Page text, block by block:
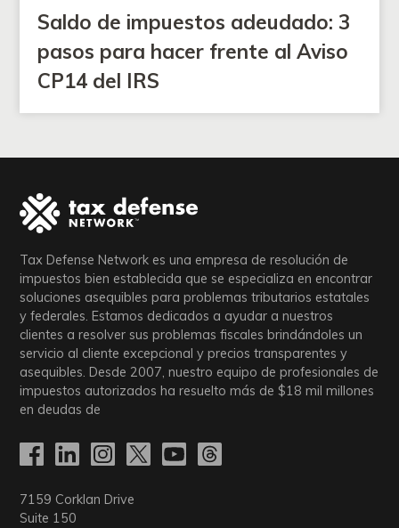
Saldo de impuestos adeudado: 3
pasos para hacer frente al Aviso
CP14 del IRS
Tax Defense Network es una empresa de resolución de
impuestos bien establecida que se especializa en encontrar
soluciones asequibles para problemas tributarios estatales
y federales. Estamos dedicados a ayudar a nuestros
clientes a resolver sus problemas fiscales brindándoles un
servicio al cliente excepcional y precios transparentes y
asequibles. Desde 2007, nuestro equipo de profesionales de
impuestos autorizados ha resuelto más de$18 mil millones
en deudas de
7159 Corklan Drive
Suite 150